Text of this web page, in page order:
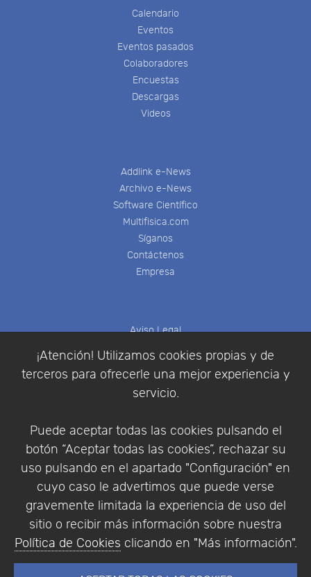
¡Atención! Utilizamos cookies propias y de
terceros para ofrecerle una mejor experiencia y
servicio.
Puede aceptar todas las cookies pulsando el
botón “Aceptar todas las cookies”, rechazar su
uso pulsando en el apartado "Configuración" en
cuyo caso le advertimos que puede verse
gravemente limitada la experiencia de uso del
sitio o recibir más información sobre nuestra
Política de Cookies clicando en "Más información".
Calendario
Eventos
Eventos pasados
Colaboradores
Encuestas
Descargas
Videos
Addlink e-News
Archivo e-News
Software Científico
Multifisica.com
Síganos
Contáctenos
Empresa
Aviso Legal
Política de Privacidad
Condiciones de compra
Identificarse
Empresa|Aviso Legal| Política de Privacidad |
Política de Cookies
© Copyright 1994 - 2026. Addlink Software
Científico, S.L.